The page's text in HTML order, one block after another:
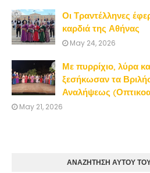
Οι Τραντέλληνες
καρδιά της Αθήνας
May 24, 2026
Με πυρρίχιο, λύρα
ξεσήκωσαν τα
Αναλήψεως
May 21, 2026
ΑΝΑΖΗΤΗΣΗ ΑΥΤΟΥ ΤΟΥ